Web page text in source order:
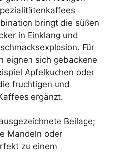
bringt die süßen
in Einklang und
Für
eignen sich gebackene
Apfelkuchen oder
fruchtigen und
ergänzt.
Beilage;
Mandeln oder
zu einem